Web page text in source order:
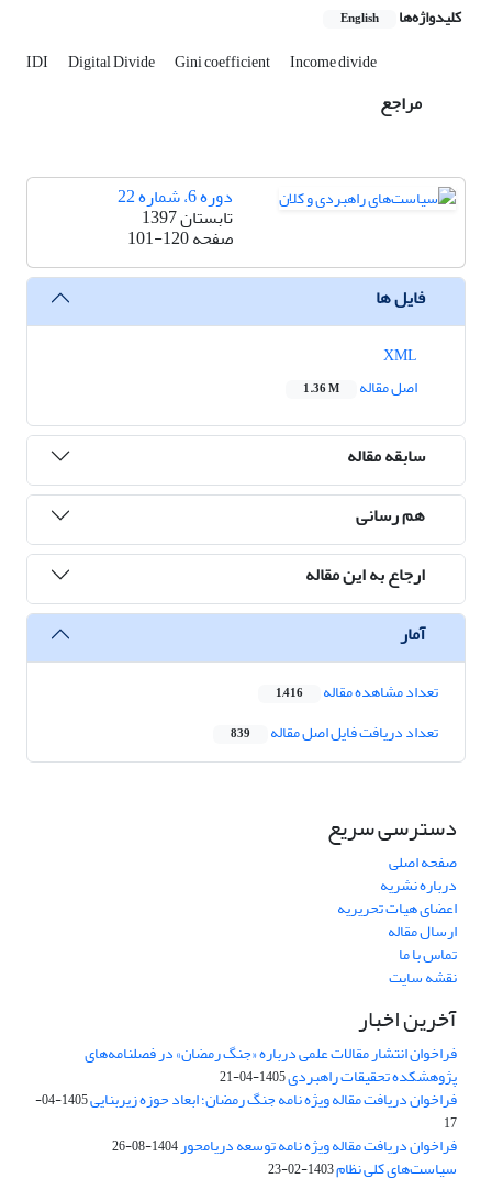
کلیدواژه‌ها English
IDI Digital Divide Gini coefficient Income divide
مراجع
دوره 6، شماره 22
تابستان 1397
صفحه101-120
فایل ها
اصل مقاله
1.36 M
سابقه مقاله
هم رسانی
ارجاع به این مقاله
آمار
تعداد مشاهده مقاله 1,416
تعداد دریافت فایل اصل مقاله 839
دسترسی سریع
صفحه اصلی
درباره نشریه
اعضای هیات تحریریه
ارسال مقاله
تماس با ما
نقشه سایت
آخرین اخبار
فراخوان انتشار مقالات علمی درباره «جنگ رمضان» در فصلنامه‌های
پژوهشکده تحقیقات راهبردی1405-04-21
فراخوان دریافت مقاله ویژه نامه جنگ رمضان؛ ابعاد حوزه زیربنایی
1405-04-
17
فراخوان دریافت مقاله ویژه نامه توسعه دریامحور1404-08-26
سیاست‌های کلی نظام1403-02-23